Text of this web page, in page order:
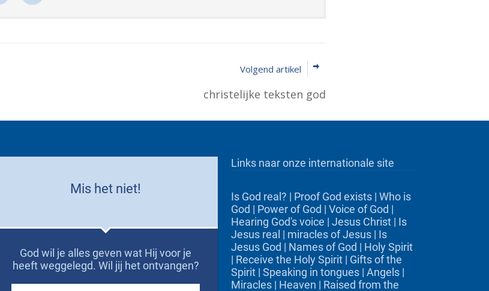
Volgend artikel
christelijke teksten god
Mis het niet!
God wil je alles geven wat Hij voor je
heeft weggelegd. Wil jij het ontvangen?
Links naar onze internationale site
Is God real? | Proof God exists | Who is
God | Power of God | Voice of God |
Hearing God's voice | Jesus Christ | Is
Jesus real | miracles of Jesus | Is
Jesus God | Names of God | Holy Spirit
| Receive the Holy Spirit | Gifts of the
Spirit | Speaking in tongues | Angels |
Miracles | Heaven | Raised from the